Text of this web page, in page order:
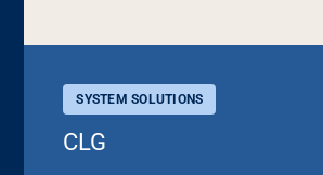
SYSTEM SOLUTIONS
CLG